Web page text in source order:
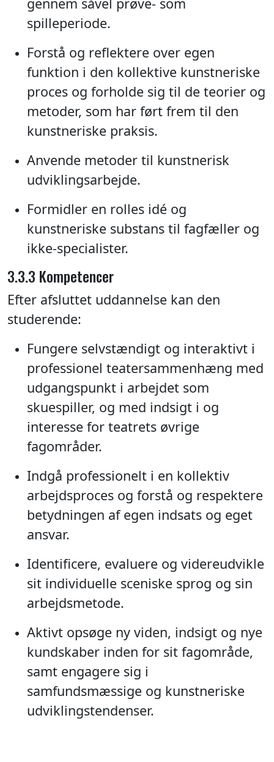
spilleperiode.
Forstå og reflektere over egen
funktion i den kollektive kunstneriske
proces og forholde sig til de teorier og
metoder, som har ført frem til den
kunstneriske praksis.
Anvende metoder til kunstnerisk
udviklingsarbejde.
Formidler en rolles idé og
kunstneriske substans til fagfæller og
ikke-specialister.
3.3.3 Kompetencer
Efter afsluttet uddannelse kan den
studerende:
Fungere selvstændigt og interaktivt i
professionel teatersammenhæng med
udgangspunkt i arbejdet som
skuespiller, og med indsigt i og
interesse for teatrets øvrige
fagområder.
Indgå professionelt i en kollektiv
arbejdsproces og forstå og respektere
betydningen af egen indsats og eget
ansvar.
Identificere, evaluere og videreudvikle
sit individuelle sceniske sprog og sin
arbejdsmetode.
Aktivt opsøge ny viden, indsigt og nye
kundskaber inden for sit fagområde,
samt engagere sig i
samfundsmæssige og kunstneriske
udviklingstendenser.